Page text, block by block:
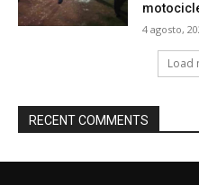
4 agosto,
Load
RECENT COMMENTS